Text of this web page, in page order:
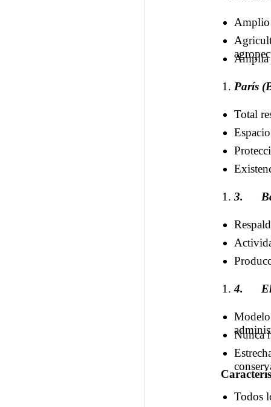
Amplio
Amplia
París
Total
3.
4.
Nunca
Todos